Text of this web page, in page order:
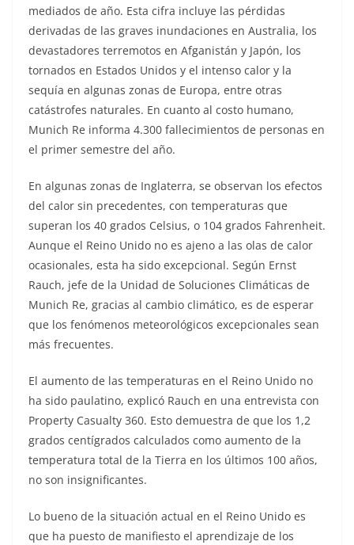
mediados de año. Esta cifra incluye las pérdidas
derivadas de las graves inundaciones en Australia, los
devastadores terremotos en Afganistán y Japón, los
tornados en Estados Unidos y el intenso calor y la
sequía en algunas zonas de Europa, entre otras
catástrofes naturales. En cuanto al costo humano,
Munich Re informa 4.300 fallecimientos de personas en
el primer semestre del año.
En algunas zonas de Inglaterra, se observan los efectos
del calor sin precedentes, con temperaturas que
superan los 40 grados Celsius, o 104 grados Fahrenheit.
Aunque el Reino Unido no es ajeno a las olas de calor
ocasionales, esta ha sido excepcional. Según Ernst
Rauch, jefe de la Unidad de Soluciones Climáticas de
Munich Re, gracias al cambio climático, es de esperar
que los fenómenos meteorológicos excepcionales sean
más frecuentes.
El aumento de las temperaturas en el Reino Unido no
ha sido paulatino, explicó Rauch en una entrevista con
Property Casualty 360. Esto demuestra de que los 1,2
grados centígrados calculados como aumento de la
temperatura total de la Tierra en los últimos 100 años,
no son insignificantes.
Lo bueno de la situación actual en el Reino Unido es
que ha puesto de manifiesto el aprendizaje de los